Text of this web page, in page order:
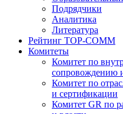
Подрядчики
Аналитика
Литература
Рейтинг TOP-COMM
Комитеты
Комитет по
сопровождению
Комитет по
и сертификации
Комитет GR по